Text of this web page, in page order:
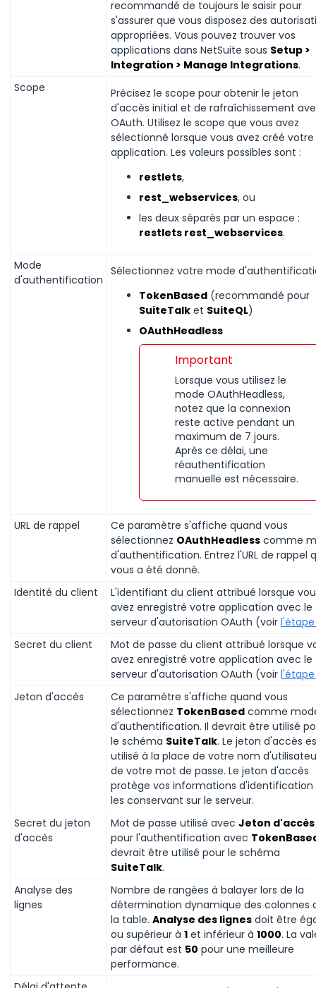
recommandé de toujours le saisir pour
s'assurer que vous disposez des
appropriées. Vous pouvez trouver vos
applications dans NetSuite sous Setup >
Integration > Manage Integrations.
Scope
Précisez le scope pour obtenir le jeton
d'accès initial et de rafraîchissement
OAuth. Utilisez le scope que vous avez
sélectionné lorsque vous avez créé votre
application. Les valeurs possibles sont :
restlets,
rest_webservices, ou
les deux séparés par un espace :
restlets rest_webservices.
Mode
d'authentification
Sélectionnez votre mode
TokenBased (recommandé pour
SuiteTalk et SuiteQL)
OAuthHeadless
Important
Lorsque vous utilisez le
mode OAuthHeadless,
notez que la connexion
reste active pendant un
maximum de 7 jours.
Après ce délai, une
réauthentification
manuelle est nécessaire.
URL de rappel
Ce paramètre s'affiche quand vous
sélectionnez OAuthHeadless comme
d'authentification. Entrez l'URL de rappel
vous a été donné.
Identité du client
L'identifiant du client attribué lorsque
avez enregistré votre application avec le
serveur d'autorisation OAuth (voir
Secret du client
Mot de passe du client attribué lorsque
avez enregistré votre application avec le
serveur d'autorisation OAuth (voir
Jeton d'accès
Ce paramètre s'affiche quand vous
sélectionnez TokenBased comme
d'authentification. Il devrait être utilisé
le schéma SuiteTalk. Le jeton d'accès
utilisé à la place de votre nom
de votre mot de passe. Le jeton d'accès
protège vos informations d'identification
les conservant sur le serveur.
Secret du jeton
d'accès
Mot de passe utilisé avec Jeton d'accès
pour l'authentification avec
devrait être utilisé pour le schéma
SuiteTalk.
Analyse des
lignes
Nombre de rangées à balayer lors de la
détermination dynamique des colonnes
la table. Analyse des lignes doit être
ou supérieur à 1 et inférieur à 1000. La
par défaut est 50 pour une meilleure
performance.